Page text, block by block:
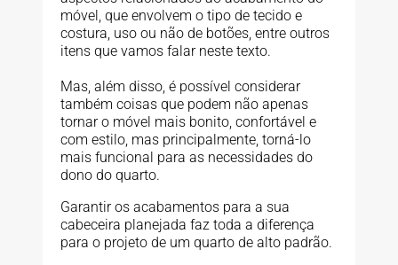
móvel, que envolvem o tipo de tecido e
costura, uso ou não de botões, entre outros
itens que vamos falar neste texto.
Mas, além disso, é possível considerar
também coisas que podem não apenas
tornar o móvel mais bonito, confortável e
com estilo, mas principalmente, torná-lo
mais funcional para as necessidades do
dono do quarto.
Garantir os acabamentos para a sua
cabeceira planejada faz toda a diferença
para o projeto de um quarto de alto padrão.